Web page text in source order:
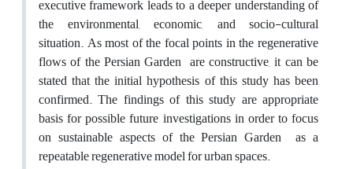
executive framework leads to a deeper understanding of
the environmental, economic, and socio-cultural
situation. As most of the focal points in the regenerative
flows of the Persian Garden are constructive, it can be
stated that the initial hypothesis of this study has been
confirmed. The findings of this study are appropriate
basis for possible future investigations in order to focus
on sustainable aspects of the Persian Garden as a
repeatable regenerative model for urban spaces.